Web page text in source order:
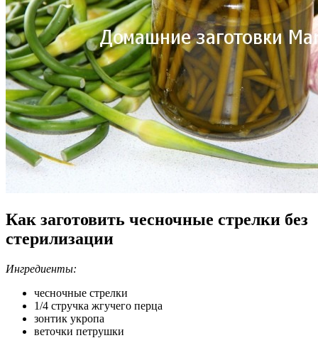
Как заготовить чесночные стрелки без
стерилизации
Ингредиенты:
чесночные стрелки
1/4 стручка жгучего перца
зонтик укропа
веточки петрушки